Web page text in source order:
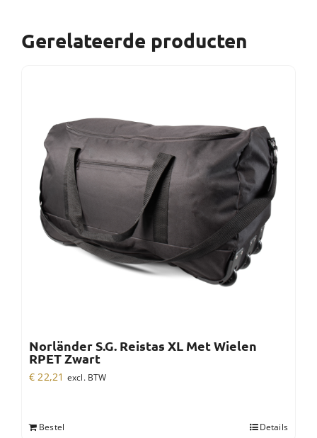
Gerelateerde producten
Norländer S.G. Reistas XL Met Wielen
RPET Zwart
€ 22,21 excl. BTW
Bestel Details